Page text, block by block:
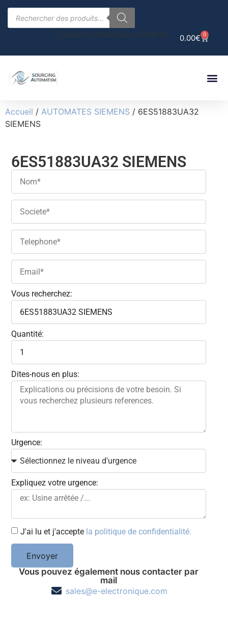
0.00€ 0
[bouton_connexion_compte]
Accueil / AUTOMATES SIEMENS / 6ES51883UA32
SIEMENS
6ES51883UA32 SIEMENS
Vous recherchez:
Quantité:
Dites-nous en plus:
Urgence:
Expliquez votre urgence:
J'ai lu et j'accepte la politique de confidentialité.
Envoyer
Vous pouvez également nous contacter par
mail
sales@e-electronique.com